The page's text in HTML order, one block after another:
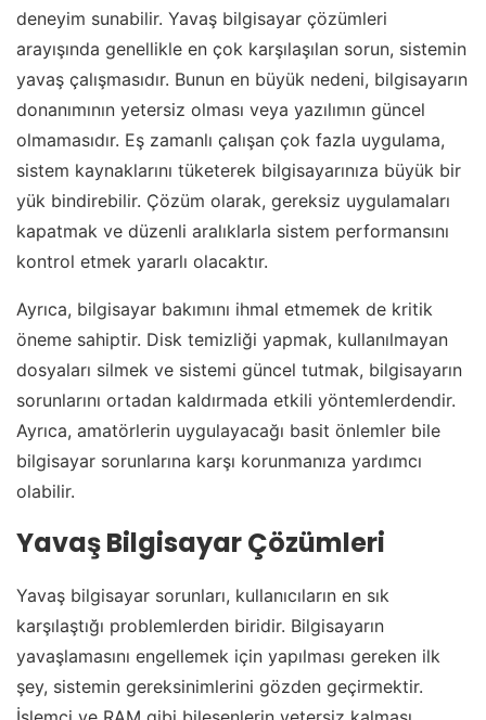
deneyim sunabilir. Yavaş bilgisayar çözümleri
arayışında genellikle en çok karşılaşılan sorun, sistemin
yavaş çalışmasıdır. Bunun en büyük nedeni, bilgisayarın
donanımının yetersiz olması veya yazılımın güncel
olmamasıdır. Eş zamanlı çalışan çok fazla uygulama,
sistem kaynaklarını tüketerek bilgisayarınıza büyük bir
yük bindirebilir. Çözüm olarak, gereksiz uygulamaları
kapatmak ve düzenli aralıklarla sistem performansını
kontrol etmek yararlı olacaktır.
Ayrıca, bilgisayar bakımını ihmal etmemek de kritik
öneme sahiptir. Disk temizliği yapmak, kullanılmayan
dosyaları silmek ve sistemi güncel tutmak, bilgisayarın
sorunlarını ortadan kaldırmada etkili yöntemlerdendir.
Ayrıca, amatörlerin uygulayacağı basit önlemler bile
bilgisayar sorunlarına karşı korunmanıza yardımcı
olabilir.
Yavaş Bilgisayar Çözümleri
Yavaş bilgisayar sorunları, kullanıcıların en sık
karşılaştığı problemlerden biridir. Bilgisayarın
yavaşlamasını engellemek için yapılması gereken ilk
şey, sistemin gereksinimlerini gözden geçirmektir.